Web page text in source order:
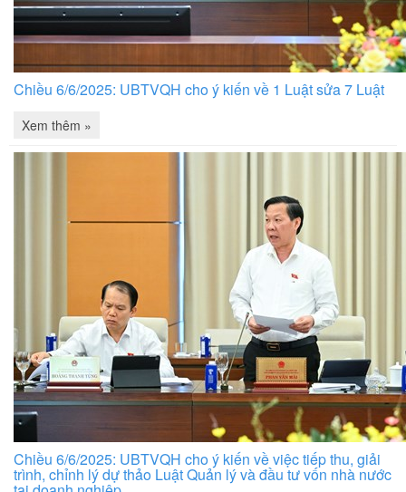
Chiều 6/6/2025: UBTVQH cho ý kiến về 1 Luật sửa 7 Luật
Xem thêm »
Chiều 6/6/2025: UBTVQH cho ý kiến về việc tiếp thu, giải
trình, chỉnh lý dự thảo Luật Quản lý và đầu tư vốn nhà nước